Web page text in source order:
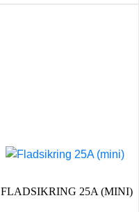
FLADSIKRING 25A (MINI)